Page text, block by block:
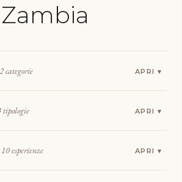
Zambia
2 categorie
tipologie
10 esperienze